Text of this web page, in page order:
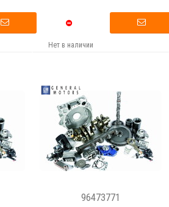
Нет в наличии
96473771